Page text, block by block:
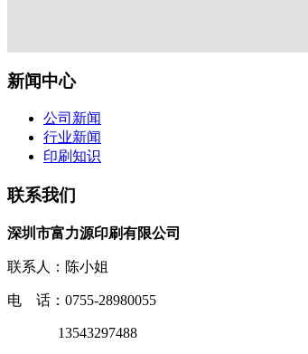
新闻中心
公司新闻
行业新闻
印刷知识
联系我们
深圳市富力源印刷有限公司
联系人：陈小姐
电 话：0755-28980055
13543297488